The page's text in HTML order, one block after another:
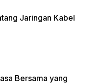
Jaringan Kabel
Bersama yang